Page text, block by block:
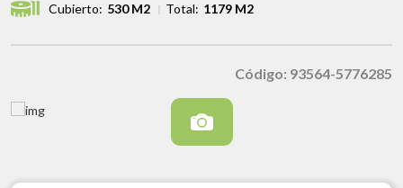
Cubierto: 530 M2 Total: 1179 M2
Código: 93564-5776285